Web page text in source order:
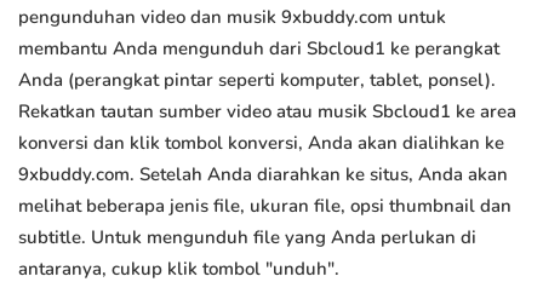
pengunduhan video dan musik 9xbuddy.com untuk
membantu Anda mengunduh dari Sbcloud1 ke perangkat
Anda (perangkat pintar seperti komputer, tablet, ponsel).
Rekatkan tautan sumber video atau musik Sbcloud1 ke area
konversi dan klik tombol konversi, Anda akan dialihkan ke
9xbuddy.com. Setelah Anda diarahkan ke situs, Anda akan
melihat beberapa jenis file, ukuran file, opsi thumbnail dan
subtitle. Untuk mengunduh file yang Anda perlukan di
antaranya, cukup klik tombol "unduh".